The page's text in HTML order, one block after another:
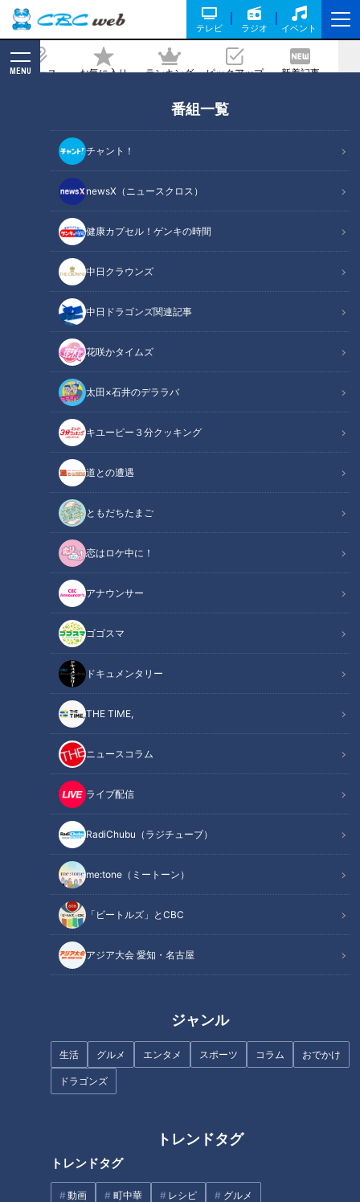
テレビ ラジオ イベント
ニュース お気に入り ランキング ピックアップ 新着記事
MENU
番組一覧
チャント！
newsX（ニュースクロス）
健康カプセル！ゲンキの時間
中日クラウンズ
中日ドラゴンズ関連記事
花咲かタイムズ
太田×石井のデララバ
キユーピー３分クッキング
道との遭遇
ともだちたまご
恋はロケ中に！
アナウンサー
ゴゴスマ
ドキュメンタリー
THE TIME,
ニュースコラム
ライブ配信
RadiChubu（ラジチューブ）
me:tone（ミートーン）
「ビートルズ」とCBC
アジア大会 愛知・名古屋
ジャンル
生活 グルメ エンタメ スポーツ コラム おでかけ
ドラゴンズ
トレンドタグ
トレンドタグ
動画 町中華 レシピ グルメ
麺屋はなび総大将がプロデュースする
「タカ飯店」
2023/09/27 18:00
CBCテレビ：画像「デララバ」
太田×石井のデララバ
名古屋めし最新情報
2000年代に入り、新たに名古屋めしの仲間入りを果たした
「台湾まぜそば」。その生みの親である「麺屋はなび」の総大
将である新山直人氏による新たな業態の町中華が今池に誕生し
たのはつい最近のこと。 その2号店が円頓寺商店街にオープン
したということでさっそく伺ってきました。
昭和の雰囲気漂う円頓寺商店街に新たな町中華の誕生
素朴ながらもパンチ力抜群の台湾ラーメン
タカ飯店オリジナルオムライス
昭和からそのまま現代に生まれ変わった「古き良き町中
華」
オススメ関連コンテンツ
昭和の雰囲気漂う円頓寺商店街に新たな町中華の